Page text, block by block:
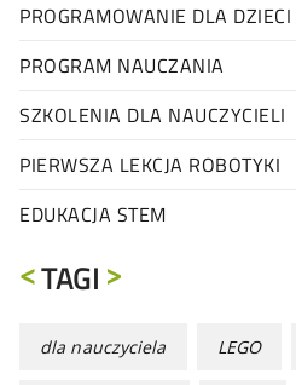
PROGRAMOWANIE DLA DZIECI
PROGRAM NAUCZANIA
SZKOLENIA DLA NAUCZYCIELI
PIERWSZA LEKCJA ROBOTYKI
EDUKACJA STEM
TAGI
dla nauczyciela LEGO